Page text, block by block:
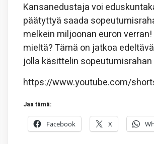
Kansanedustaja voi
päätyttyä saada
melkein miljoonan euron
mieltä? Tämä on jatkoa
jolla käsittelin
https://www.youtube.com/
Jaa tämä:
Facebook X